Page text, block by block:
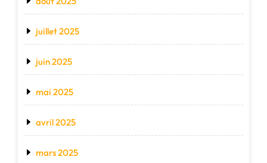
juillet 2025
juin 2025
mai 2025
avril 2025
mars 2025